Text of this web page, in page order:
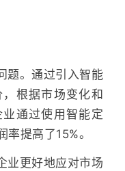
题。通过引入智能
根据市场变化和
通过使用智能定
提高了15%。
业更好地应对市场